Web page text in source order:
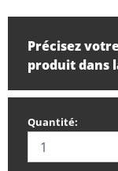
Précisez
produit dans
Quantité: